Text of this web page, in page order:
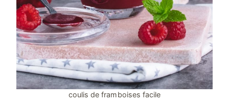
coulis de framboises facile